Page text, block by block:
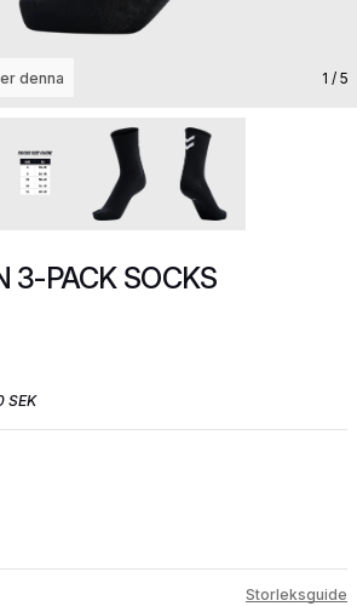
denna 1 / 5
3-PACK SOCKS
SEK
Storleksguide